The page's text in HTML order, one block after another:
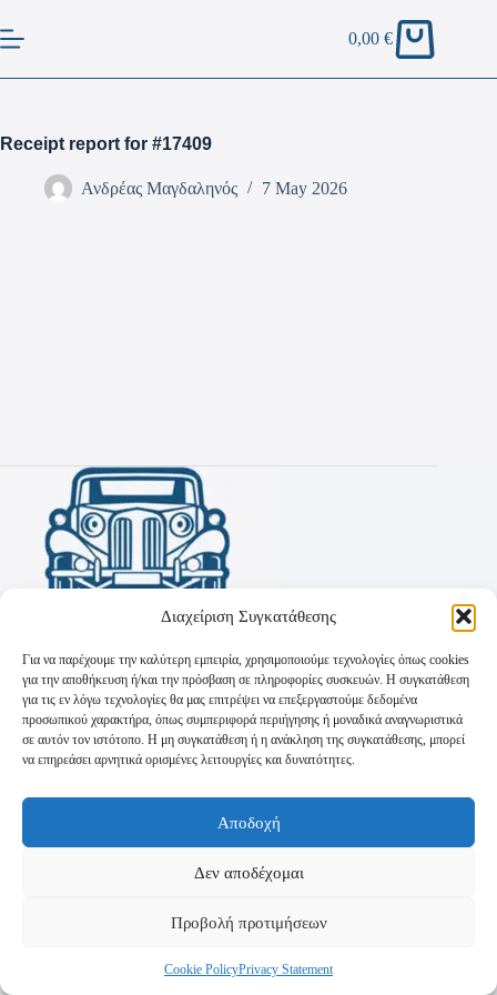
Διαχείριση Συγκατάθεσης
Για να παρέχουμε την καλύτερη εμπειρία, χρησιμοποιούμε τεχνολογίες όπως cookies
για την αποθήκευση ή/και την πρόσβαση σε πληροφορίες συσκευών. Η συγκατάθεση
για τις εν λόγω τεχνολογίες θα μας επιτρέψει να επεξεργαστούμε δεδομένα
προσωπικού χαρακτήρα, όπως συμπεριφορά περιήγησης ή μοναδικά αναγνωριστικά
σε αυτόν τον ιστότοπο. Η μη συγκατάθεση ή η ανάκληση της συγκατάθεσης, μπορεί
να επηρεάσει αρνητικά ορισμένες λειτουργίες και δυνατότητες.
Αποδοχή
Δεν αποδέχομαι
Προβολή προτιμήσεων
Cookie PolicyPrivacy Statement
0,00€
Receipt report for #17409
Ανδρέας Μαγδαληνός 7 May 2026
Πολιτική Απορρήτου
Τρόποι Αποστολής
Τρόποι Πληρωμής